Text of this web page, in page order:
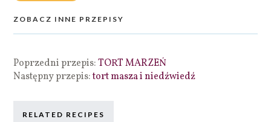
ZOBACZ INNE PRZEPISY
Poprzedni przepis:TORT MARZEŃ
Następny przepis:tort masza i niedźwiedź
RELATED RECIPES